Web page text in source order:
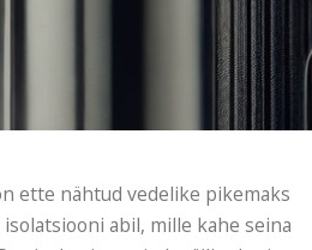
ette nähtud vedelike pikemaks
abil, mille kahe seina